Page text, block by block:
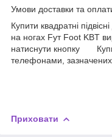
Умови доставки та
Купити квадратні
на ногах Fут Foot KBT
натиснути кнопку
телефонами, зазначених
Приховати